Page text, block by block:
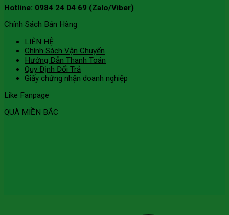
Hotline: 0984 24 04 69 (Zalo/Viber)
Chính Sách Bán Hàng
LIÊN HỆ
Chính Sách Vận Chuyển
Hướng Dẫn Thanh Toán
Quy Định Đổi Trả
Giấy chứng nhận doanh nghiệp
Like Fanpage
QUÀ MIỀN BẮC